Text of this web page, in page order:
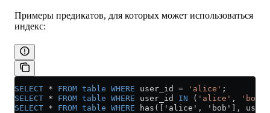
Примеры предикатов, для которых может использоваться
индекс:
SELECT * FROM table WHERE user_id = 'alice' ;
SELECT * FROM table WHERE user_id IN ( 'alice' , 'bob'
SELECT * FROM table WHERE has(['alice', 'bob'],